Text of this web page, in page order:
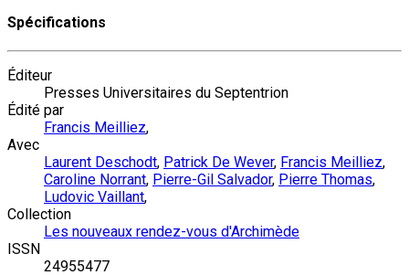
Spécifications
Éditeur
Presses Universitaires du Septentrion
Édité par
Francis Meilliez,
Avec
Laurent Deschodt, Patrick De Wever, Francis Meilliez,
Caroline Norrant, Pierre-Gil Salvador, Pierre Thomas,
Ludovic Vaillant,
Collection
Les nouveaux rendez-vous d'Archimède
ISSN
24955477